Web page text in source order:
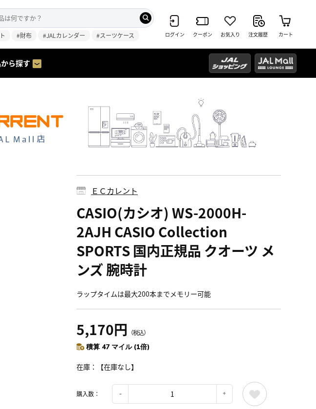
#財布 #JALカレンダー #スーツケース ログイン クーポン お気入り 注文履歴 カート
ら探す
ＥＣカレント
CASIO(カシオ) WS-2000H-
2AJH CASIO Collection
SPORTS 国内正規品 クオーツ メ
ンズ 腕時計
ラップタイムは最大200本までメモリー可能
5,170円 （税込）
積算 47 マイル (1倍)
在庫 【在庫なし】
購入数：